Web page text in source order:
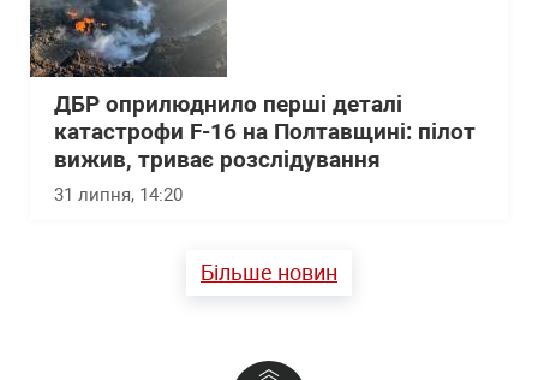
ДБР оприлюднило перші деталі
катастрофи F-16 на Полтавщині: пілот
вижив, триває розслідування
31 липня, 14:20
Більше новин